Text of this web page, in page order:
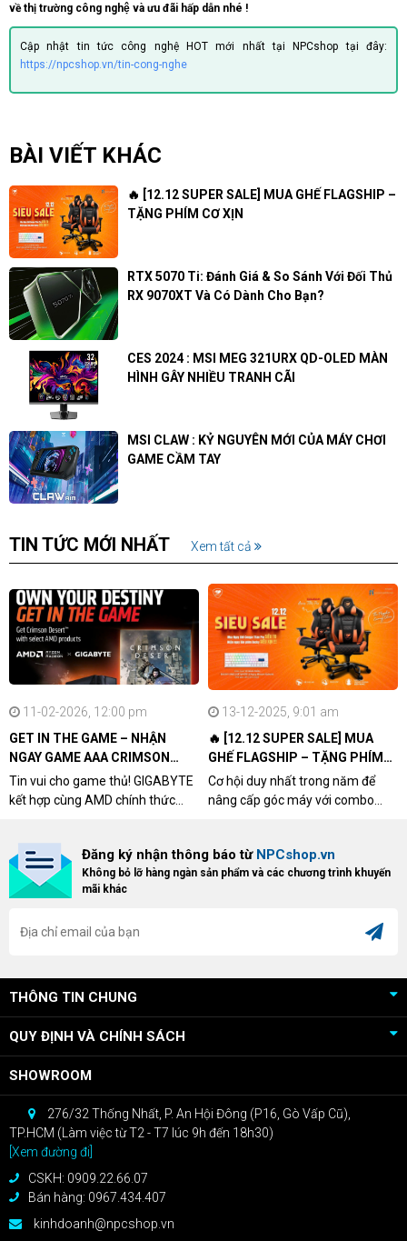
về thị trường công nghệ và ưu đãi hấp dẫn nhé !
Cập nhật tin tức công nghệ HOT mới nhất tại NPCshop tại đây:
https://npcshop.vn/tin-cong-nghe
BÀI VIẾT KHÁC
🔥 [12.12 SUPER SALE] MUA GHẾ FLAGSHIP –
TẶNG PHÍM CƠ XỊN
RTX 5070 Ti: Đánh Giá & So Sánh Với Đối Thủ
RX 9070XT Và Có Dành Cho Bạn?
CES 2024 : MSI MEG 321URX QD-OLED MÀN
HÌNH GÂY NHIỀU TRANH CÃI
MSI CLAW : KỶ NGUYÊN MỚI CỦA MÁY CHƠI
GAME CẦM TAY
TIN TỨC MỚI NHẤT Xem tất cả
11-02-2026, 12:00 pm
GET IN THE GAME – NHẬN
NGAY GAME AAA CRIMSON
DESERT CÙNG GIGABYTE &
AMD
Tin vui cho game thủ! GIGABYTE
kết hợp cùng AMD chính thức
khách hàng sở hữu VGA Radeon
RX 9070 / RX 9070 XT.
13-12-2025, 9:01 am
🔥 [12.12 SUPER SALE] MUA
GHẾ FLAGSHIP – TẶNG PHÍM
CƠ XỊN
Cơ hội duy nhất trong năm để
nâng cấp góc máy với combo
dòng ghế Gaming cao cấp nhất,
bạn sẽ nhận ngay quà tặng trị giá
Đăng ký nhận thông báo từ NPCshop.vn
Không bỏ lỡ hàng ngàn sản phẩm và các chương trình khuyến
mãi khác
THÔNG TIN CHUNG
QUY ĐỊNH VÀ CHÍNH SÁCH
SHOWROOM
276/32 Thống Nhất, P. An Hội Đông (P16, Gò Vấp Cũ),
TP.HCM (Làm việc từ T2 - T7 lúc 9h đến 18h30)
[Xem đường đi]
CSKH: 0909.22.66.07
Bán hàng: 0967.434.407
kinhdoanh@npcshop.vn